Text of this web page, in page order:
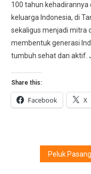
100 tahun kehadirannya
keluarga Indonesia, di
sekaligus menjadi mitra
membentuk generasi
tumbuh sehat dan aktif.
Share this:
Facebook X